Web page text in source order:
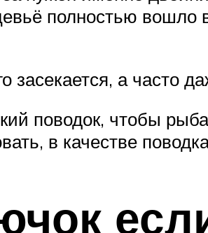
полностью
а часто
поводок, чтобы
в качестве